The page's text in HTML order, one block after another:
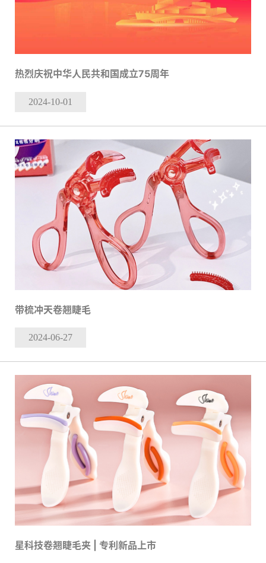
热烈庆祝中华人民共和国成立75周年
2024-10-01
带梳冲天卷翘睫毛
2024-06-27
星科技卷翘睫毛夹 | 专利新品上市